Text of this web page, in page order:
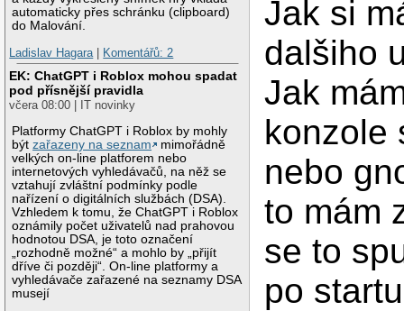
automaticky přes schránku (clipboard)
do Malování.
Ladislav Hagara
Komentářů: 2
EK: ChatGPT i Roblox mohou spadat
pod přísnější pravidla
včera 08:00 | IT novinky
Platformy ChatGPT i Roblox by mohly
býtzařazeny na seznam
mimořádně
velkých on-line platforem nebo
internetových vyhledávačů, na něž se
vztahují zvláštní podmínky podle
nařízení o digitálních službách (DSA).
Vzhledem k tomu, že ChatGPT i Roblox
oznámily počet uživatelů nad prahovou
hodnotou DSA, je toto označení
„rozhodně možné“ a mohlo by „přijít
dříve či později“. On-line platformy a
vyhledávače zařazené na seznamy DSA
musejí
Jak si
dalšiho
Jak
konzole
nebo
to mám
se to
po